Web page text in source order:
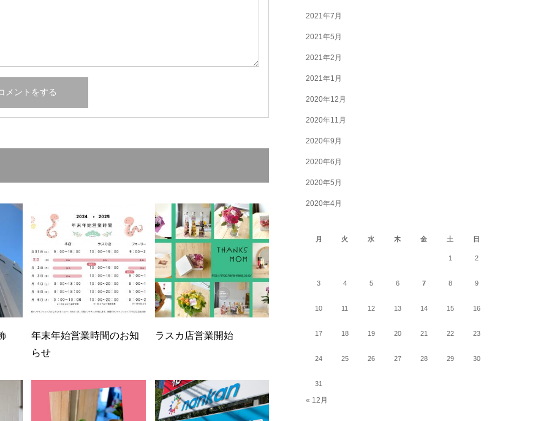
年末年始営業時間のお知
らせ
ラスカ店営業開始
2021年7月
2021年5月
2021年2月
2021年1月
2020年12月
2020年11月
2020年9月
2020年6月
2020年5月
2020年4月
月
火 水 木 金 土 日
1 2
3 4 5 6 7 8 9
10 11 12 13 14 15 16
17 18 19 20 21 22 23
24 25 26 27 28 29 30
31
« 12月